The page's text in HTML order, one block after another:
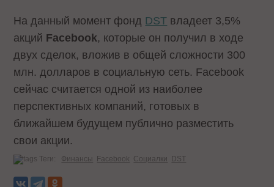
На данный момент фонд DST владеет 3,5%
акций Facebook, которые он получил в ходе
двух сделок, вложив в общей сложности 300
млн. долларов в социальную сеть. Facebook
сейчас считается одной из наиболее
перспективных компаний, готовых в
ближайшем будущем публично разместить
свои акции.
Теги: Финансы Facebook Социалки DST